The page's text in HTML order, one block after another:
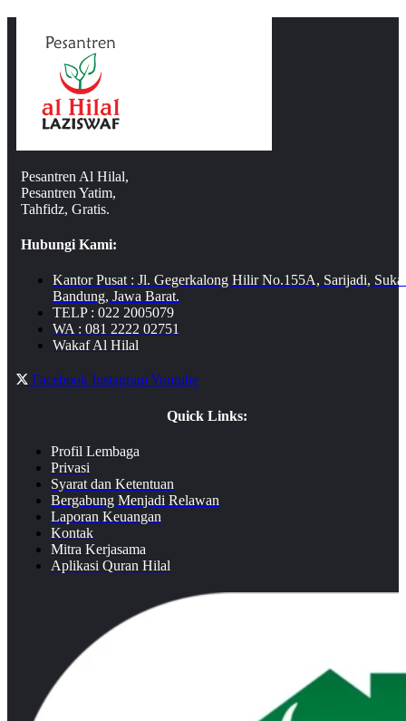
Pesantren Al Hilal,
Pesantren Yatim,
Tahfidz, Gratis.
Hubungi Kami:
Kantor Pusat : Jl. Gegerkalong Hilir No.155A, Sarijadi,
Bandung, Jawa Barat.
TELP : 022 2005079
WA : 081 2222 02751
Wakaf Al Hilal
Facebook InstagramYoutube
Quick Links:
Profil Lembaga
Privasi
Syarat dan Ketentuan
Bergabung Menjadi Relawan
Laporan Keuangan
Kontak
Mitra Kerjasama
Aplikasi Quran Hilal